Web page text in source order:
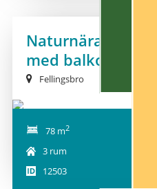
Naturnära trea
med balkong
Fellingsbro
78 m2
3 rum
12503